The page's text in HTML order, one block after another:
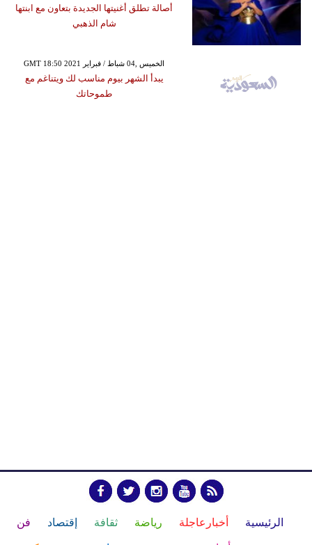
أصالة تطلق أغنيتها الجديدة بتعاون مع ابنتها
شام الذهبي
GMT 18:50 2021 الخميس ,04 شباط / فبراير
يبدأ الشهر بيوم مناسب لك ويتناغم مع
طموحاتك
الرئيسية أخبارعاجلة رياضة ثقافة إقتصاد فن